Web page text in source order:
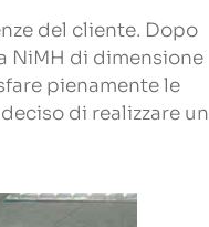
del cliente. Dopo
NiMH di dimensione
pienamente le
di realizzare un